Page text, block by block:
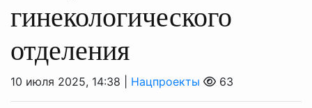
гинекологического
отделения
10 июля 2025, 14:38 | Нацпроекты 63